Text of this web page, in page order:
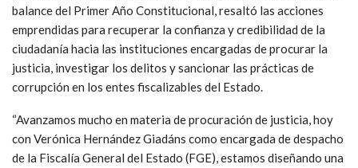
balance del Primer Año Constitucional, resaltó las acciones
emprendidas para recuperar la confianza y credibilidad de la
ciudadanía hacia las instituciones encargadas de procurar la
justicia, investigar los delitos y sancionar las prácticas de
corrupción en los entes fiscalizables del Estado.
“Avanzamos mucho en materia de procuración de justicia, hoy
con Verónica Hernández Giadáns como encargada de despacho
de la Fiscalía General del Estado (FGE), estamos diseñando una